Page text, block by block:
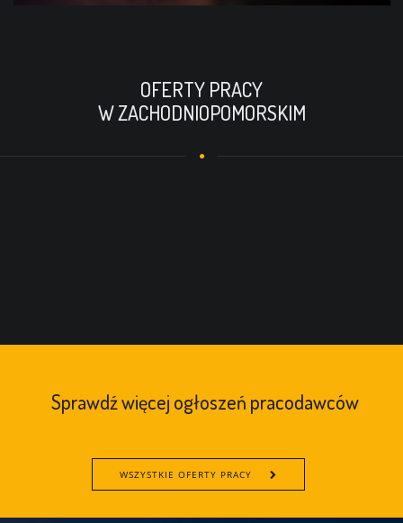
OFERTY PRACY
W ZACHODNIOPOMORSKIM
Sprawdź więcej ogłoszeń pracodawców
WSZYSTKIE OFERTY PRACY